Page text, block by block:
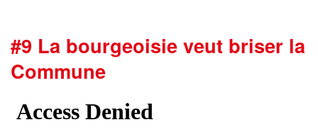
#9 La bourgeoisie veut briser la
Commune